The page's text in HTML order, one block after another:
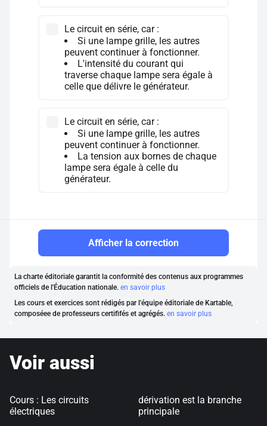
Le circuit en série, car :
Si une lampe grille, les autres
peuvent continuer à fonctionner.
L'intensité du courant qui
traverse chaque lampe sera égale à
celle que délivre le générateur.
Le circuit en série, car :
Si une lampe grille, les autres
peuvent continuer à fonctionner.
La tension aux bornes de chaque
lampe sera égale à celle du
générateur.
Afficher la correction
La charte éditoriale garantit la conformité des contenus aux programmes
officiels de l'Éducation nationale. en savoir plus
Les cours et exercices sont rédigés par l'équipe éditoriale de Kartable,
composéee de professeurs certififés et agrégés. en savoir plus
Voir aussi
Cours : Les circuits
électriques
dérivation est la branche
principale